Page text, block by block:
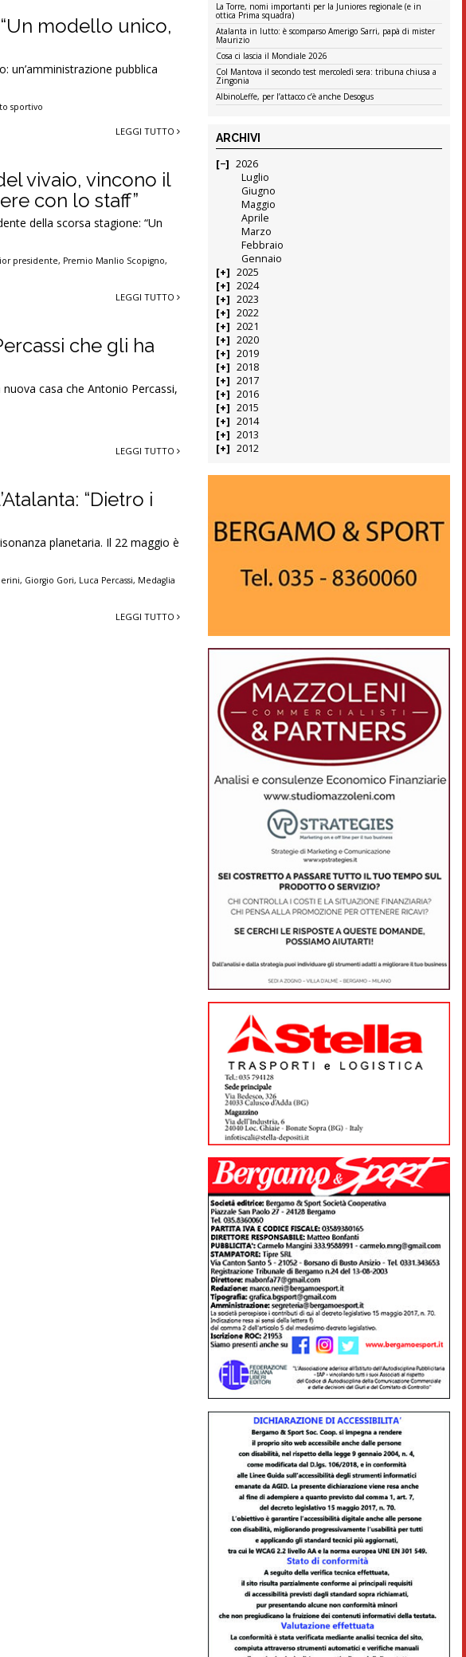
modello unico,
un’amministrazione pubblica
sportivo
LEGGI TUTTO
vivaio, vincono il
con lo staff”
della scorsa stagione: “Un
presidente, Premio Manlio Scopigno,
LEGGI TUTTO
che gli ha
casa che Antonio Percassi,
LEGGI TUTTO
“Dietro i
planetaria. Il 22 maggio è
, Giorgio Gori, Luca Percassi, Medaglia
LEGGI TUTTO
La Torre, nomi importanti per la Juniores regionale (e in
ottica Prima squadra)
Atalanta in lutto: è scomparso Amerigo Sarri, papà di mister
Maurizio
Cosa ci lascia il Mondiale 2026
Col Mantova il secondo test mercoledì sera: tribuna chiusa a
Zingonia
AlbinoLeffe, per l’attacco c’è anche Desogus
ARCHIVI
2026
Luglio
Giugno
Maggio
Aprile
Marzo
Febbraio
Gennaio
2025
2024
2023
2022
2021
2020
2019
2018
2017
2016
2015
2014
2013
2012